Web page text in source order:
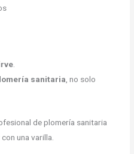
sanitaria , no solo
de plomería sanitaria
una varilla.